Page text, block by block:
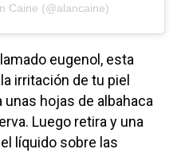
Caine (@alancaine)
eugenol, esta
irritación de tu piel
unas hojas de albahaca
Luego retira y una
líquido sobre las